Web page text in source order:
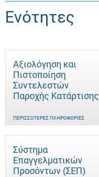
Ενότητες
Αξιολόγηση και
Πιστοποίηση
Συντελεστών
Παροχής Κατάρτισης
ΠΕΡΙΣΣΌΤΕΡΕΣ ΠΛΗΡΟΦΟΡΊΕΣ
Σύστημα
Επαγγελματικών
Προσόντων (ΣΕΠ)